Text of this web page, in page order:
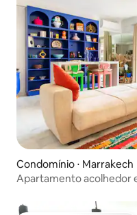
Condomínio ⋅ Marrakech
Apartamento acolhedor